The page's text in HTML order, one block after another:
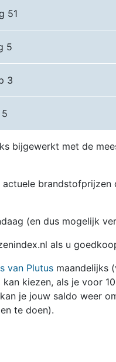
51
5
3
bijgewerkt met de
(en dus mogelijk
als u
van Plutus maandelijks
kiezen, als je voor
je jouw saldo weer
te doen).